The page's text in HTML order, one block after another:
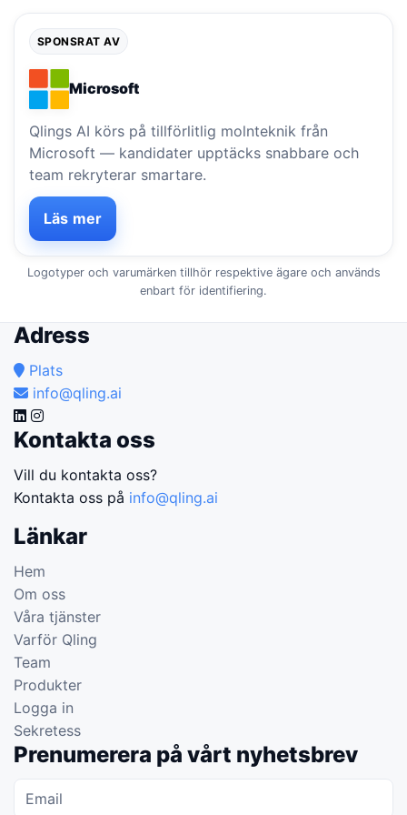
SPONSRAT AV
Microsoft
Qlings AI körs på tillförlitlig molnteknik från
Microsoft — kandidater upptäcks snabbare och
team rekryterar smartare.
Läs mer
Logotyper och varumärken tillhör respektive ägare och används
enbart för identifiering.
Adress
Plats
info@qling.ai
Kontakta oss
Vill du kontakta oss?
Kontakta oss på info@qling.ai
Länkar
Hem
Om oss
Våra tjänster
Varför Qling
Team
Produkter
Logga in
Sekretess
Prenumerera på vårt nyhetsbrev